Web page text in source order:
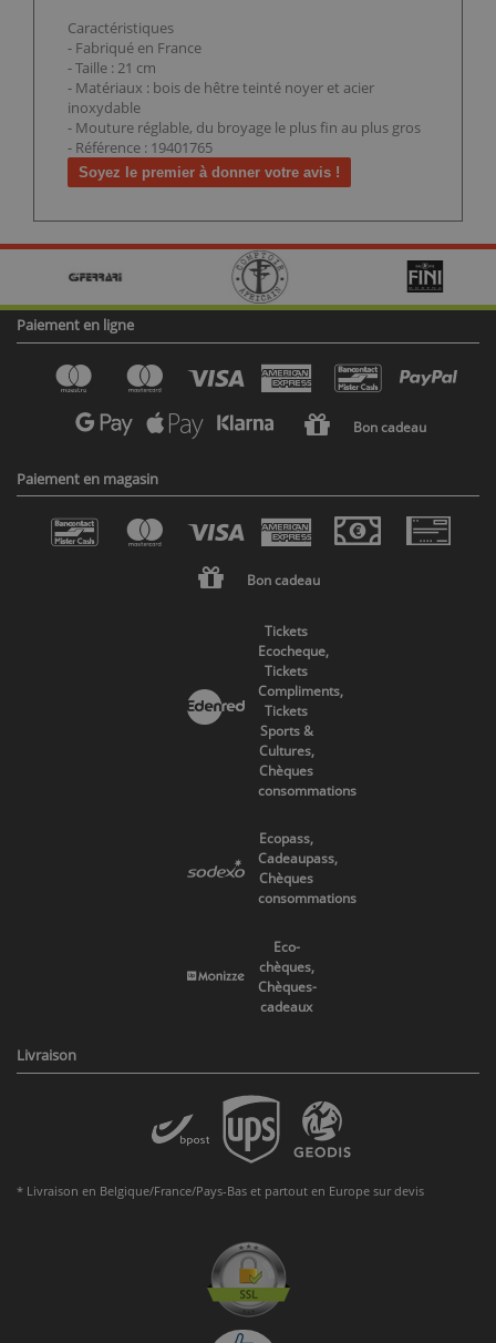
Caractéristiques
- Fabriqué en France
- Taille : 21 cm
- Matériaux : bois de hêtre teinté noyer et acier
inoxydable
- Mouture réglable, du broyage le plus fin au plus gros
- Référence : 19401765
Soyez le premier à donner votre avis !
Paiement en ligne
Bon cadeau
Paiement en magasin
Bon cadeau
Tickets
Ecocheque,
Tickets
Compliments,
Tickets
Sports &
Cultures,
Chèques
consommations
Ecopass,
Cadeaupass,
Chèques
consommations
Eco-
chèques,
Chèques-
cadeaux
Livraison
* Livraison en Belgique/France/Pays-Bas et partout en Europe sur devis